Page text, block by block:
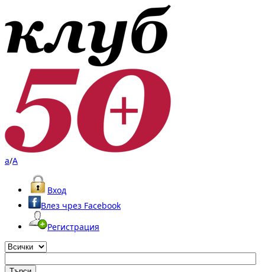
a/A
Вход
Влез чрез Facebook
Регистрация